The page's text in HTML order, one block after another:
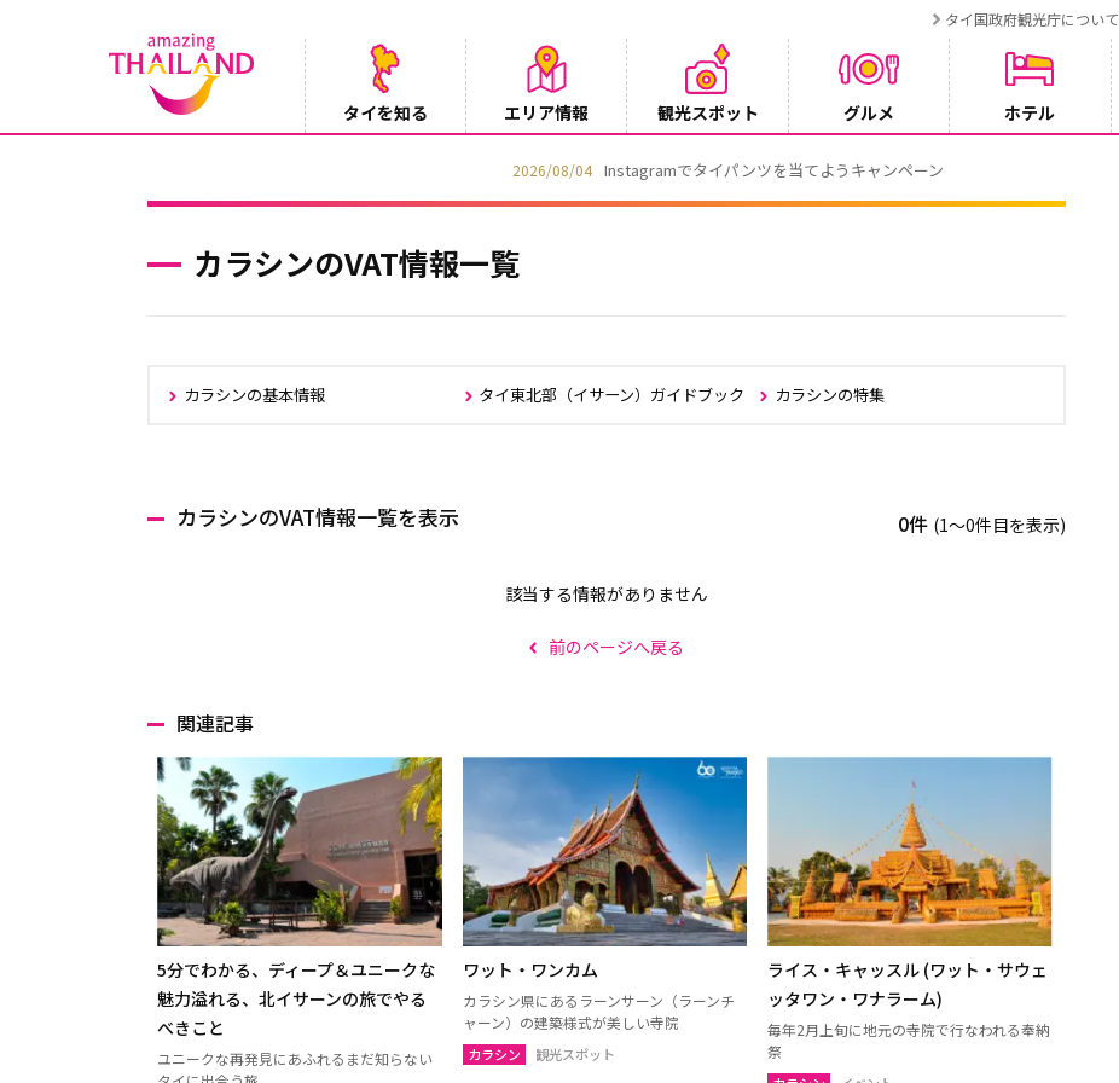
タイ国政府観光庁について
タイを知る エリア情報 観光スポット グルメ ホテル
Instagramでタイパンツを当てようキャンペーン
カラシンのVAT情報一覧
カラシンの基本情報 タイ東北部（イサーン）ガイドブック カラシンの特集
カラシンのVAT情報一覧を表示 0件 (1〜0件目を表示)
該当する情報がありません
前のページへ戻る
関連記事
5分でわかる、ディープ＆ユニークな
魅力溢れる、北イサーンの旅でやる
べきこと
ユニークな再発見にあふれるまだ知らない
ワット・ワンカム
カラシン県にあるラーンサーン（ラーンチ
ャーン）の建築様式が美しい寺院
カラシン 観光スポット
ライス・キャッスル (ワット・サウェ
ッタワン・ワナラーム)
毎年2月上旬に地元の寺院で行なわれる奉納
祭